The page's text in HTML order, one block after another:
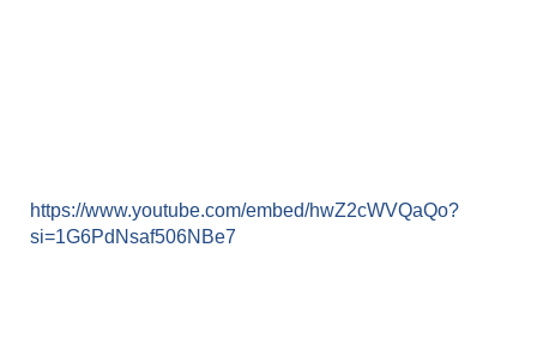
https://www.youtube.com/embed/hwZ2cWVQaQo?
si=1G6PdNsaf506NBe7